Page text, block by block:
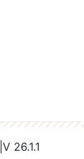
V 26.1.1